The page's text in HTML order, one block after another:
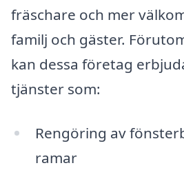
fräschare och mer
familj och gäster.
kan dessa företag
tjänster som:
Rengöring av
ramar